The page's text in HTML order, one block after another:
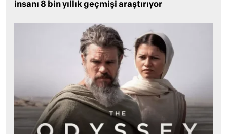
insanı 8 bin yıllık geçmişi araştırıyor